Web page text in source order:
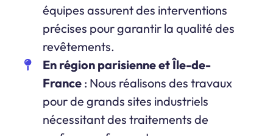
équipes assurent des interventions
précises pour garantir la qualité des
revêtements.
En région parisienne et Île-de-
France : Nous réalisons des travaux
pour de grands sites industriels
nécessitant des traitements de